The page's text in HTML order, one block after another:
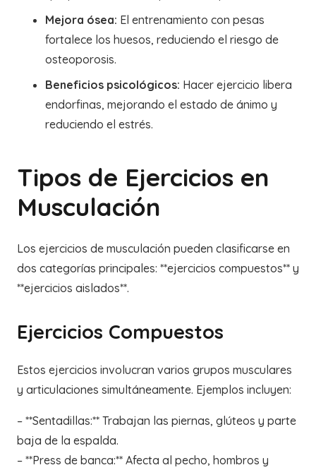
Mejora ósea: El entrenamiento con pesas
fortalece los huesos, reduciendo el riesgo de
osteoporosis.
Beneficios psicológicos: Hacer ejercicio libera
endorfinas, mejorando el estado de ánimo y
reduciendo el estrés.
Tipos de Ejercicios en
Musculación
Los ejercicios de musculación pueden clasificarse en
dos categorías principales: **ejercicios compuestos** y
**ejercicios aislados**.
Ejercicios Compuestos
Estos ejercicios involucran varios grupos musculares
y articulaciones simultáneamente. Ejemplos incluyen:
– **Sentadillas:** Trabajan las piernas, glúteos y parte
baja de la espalda.
– **Press de banca:** Afecta al pecho, hombros y